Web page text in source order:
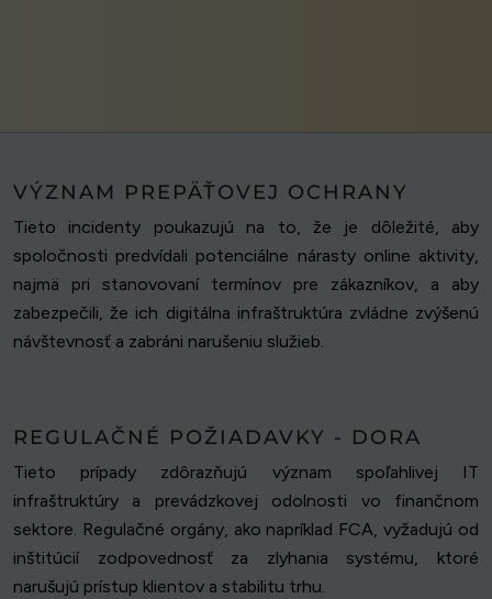
VÝZNAM PREPÄŤOVEJ OCHRANY
Tieto incidenty poukazujú na to, že je dôležité, aby
spoločnosti predvídali potenciálne nárasty online aktivity,
najmä pri stanovovaní termínov pre zákazníkov, a aby
zabezpečili, že ich digitálna infraštruktúra zvládne zvýšenú
návštevnosť a zabráni narušeniu služieb.
REGULAČNÉ POŽIADAVKY - DORA
Tieto prípady zdôrazňujú význam spoľahlivej IT
infraštruktúry a prevádzkovej odolnosti vo finančnom
sektore. Regulačné orgány, ako napríklad FCA, vyžadujú od
inštitúcií zodpovednosť za zlyhania systému, ktoré
narušujú prístup klientov a stabilitu trhu.